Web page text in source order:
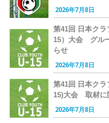
2026年7月8日
第41回 日本ク
15）大会 グル
らせ
2026年7月8日
第41回 日本ク
15)大会 取材に
2026年7月8日